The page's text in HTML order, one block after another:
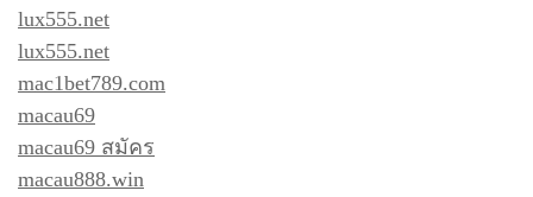
lux555.net
lux555.net
mac1bet789.com
macau69
macau69 สมัคร
macau888.win